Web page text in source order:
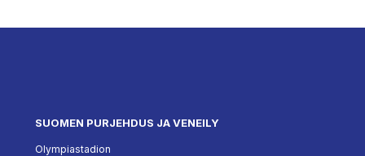
SUOMEN PURJEHDUS JA VENEILY
Olympiastadion